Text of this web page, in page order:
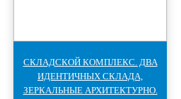
СКЛАДСКОЙ КОМПЛЕКС. ДВА
ИДЕНТИЧНЫХ СКЛАДА,
ЗЕРКАЛЬНЫЕ АРХИТЕКТУРНО.